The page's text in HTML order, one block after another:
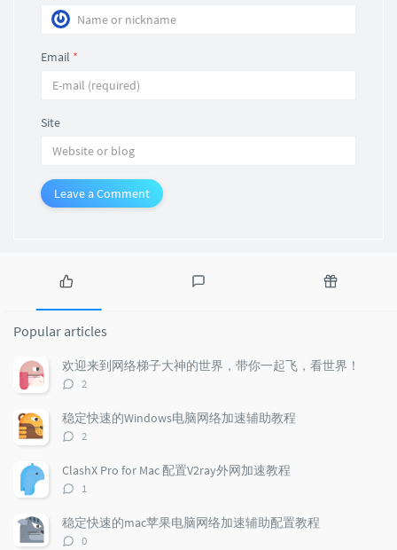
Email *
Site
Leave a Comment
P
p
u
l
a
r
a
r
t
i
l
e
e
s
c
o
m
t
d
o
Popular articles
欢迎来到网络梯子大神的世界，带你一起飞，看世界！
评
数：
2
稳定快速的Windows电脑网络加速辅助教程
评
数：
2
ClashX Pro for Mac 配置V2ray外网加速教程
评
数：
1
稳定快速的mac苹果电脑网络加速辅助配置教程
评
0